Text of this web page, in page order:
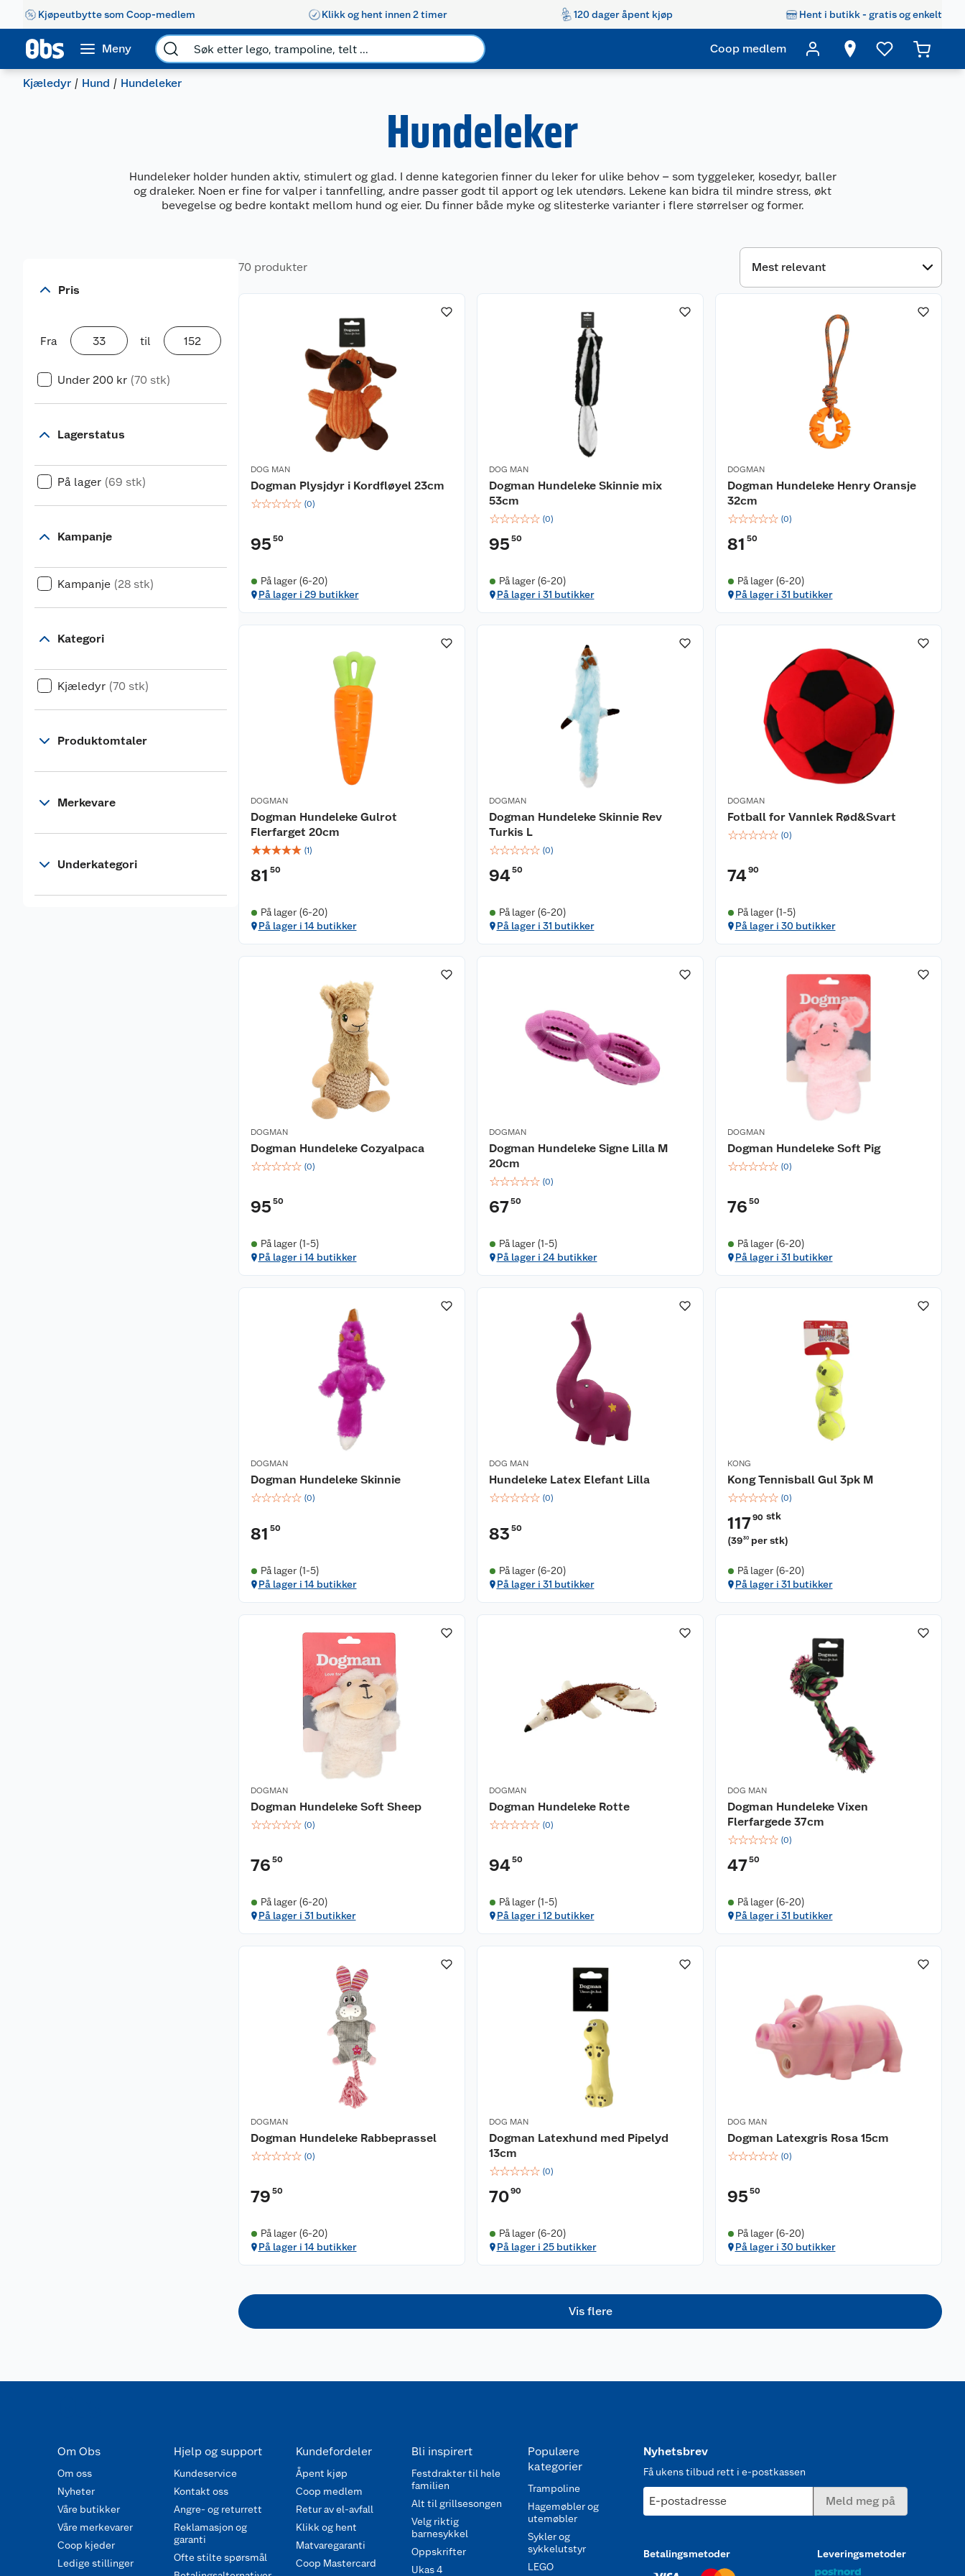
Kjøpeutbytte som Coop-medlem Klikk og hent innen 2 timer 120 dager åpent kjøp Hent i butikk - gratis og enkelt
Meny Coop medlem
Kjæledyr Hund Hundeleker
Hundeleker
Hundeleker holder hunden aktiv, stimulert og glad. I denne kategorien finner du leker for ulike behov – som tyggeleker, kosedyr, baller
og draleker. Noen er fine for valper i tannfelling, andre passer godt til apport og lek utendørs. Lekene kan bidra til mindre stress, økt
bevegelse og bedre kontakt mellom hund og eier. Du finner både myke og slitesterke varianter i flere størrelser og former.
Pris
Fra til
Under 200 kr (70 stk)
Lagerstatus
På lager (69 stk)
Kampanje
Kampanje (28 stk)
Kategori
Kjæledyr (70 stk)
Produktomtaler
Merkevare
Underkategori
70 produkter
DOG MAN
Dogman Plysjdyr i Kordfløyel 23cm
☆☆☆☆☆ (0)
95 50
På lager (6-20)
På lager i 29 butikker
DOG MAN
Dogman Hundeleke Skinnie mix
53cm
☆☆☆☆☆ (0)
95 50
På lager (6-20)
På lager i 31 butikker
DOGMAN
Dogman Hundeleke Henry Oransje
32cm
☆☆☆☆☆ (0)
81 50
På lager (6-20)
På lager i 31 butikker
DOGMAN
Dogman Hundeleke Gulrot
Flerfarget 20cm
☆☆☆☆☆ (1)
81 50
På lager (6-20)
På lager i 14 butikker
DOGMAN
Dogman Hundeleke Skinnie Rev
Turkis L
☆☆☆☆☆ (0)
9450
På lager (6-20)
På lager i 31 butikker
DOGMAN
Fotball for Vannlek Rød&Svart
☆☆☆☆☆ (0)
7490
På lager (1-5)
På lager i 30 butikker
DOGMAN
Dogman Hundeleke Cozyalpaca
☆☆☆☆☆ (0)
95 50
På lager (1-5)
På lager i 14 butikker
DOGMAN
Dogman Hundeleke Signe Lilla M
20cm
☆☆☆☆☆ (0)
6750
På lager (1-5)
På lager i 24 butikker
DOGMAN
Dogman Hundeleke Soft Pig
☆☆☆☆☆ (0)
76 50
På lager (6-20)
På lager i 31 butikker
DOGMAN
Dogman Hundeleke Skinnie
☆☆☆☆☆ (0)
81 50
På lager (1-5)
På lager i 14 butikker
DOG MAN
Hundeleke Latex Elefant Lilla
☆☆☆☆☆ (0)
83 50
På lager (6-20)
På lager i 31 butikker
KONG
Kong Tennisball Gul 3pk M
☆☆☆☆☆ (0)
11790 stk
(3930 per stk)
På lager (6-20)
På lager i 31 butikker
DOGMAN
Dogman Hundeleke Soft Sheep
☆☆☆☆☆ (0)
76 50
På lager (6-20)
På lager i 31 butikker
DOGMAN
Dogman Hundeleke Rotte
☆☆☆☆☆ (0)
9450
På lager (1-5)
På lager i 12 butikker
DOG MAN
Dogman Hundeleke Vixen
Flerfargede 37cm
☆☆☆☆☆ (0)
4750
På lager (6-20)
På lager i 31 butikker
DOGMAN
Dogman Hundeleke Rabbeprassel
☆☆☆☆☆ (0)
79 50
På lager (6-20)
På lager i 14 butikker
DOG MAN
Dogman Latexhund med Pipelyd
13cm
☆☆☆☆☆ (0)
7090
På lager (6-20)
På lager i 25 butikker
DOG MAN
Dogman Latexgris Rosa 15cm
☆☆☆☆☆ (0)
95 50
På lager (6-20)
På lager i 30 butikker
Vis flere
Om Obs
Om oss
Nyheter
Våre butikker
Våre merkevarer
Coop kjeder
Ledige stillinger
Hjelp og support
Kundeservice
Kontakt oss
Angre- og returrett
Reklamasjon og
garanti
Ofte stilte spørsmål
Kundefordeler
Åpent kjøp
Coop medlem
Retur av el-avfall
Klikk og hent
Matvaregaranti
Coop Mastercard
Bli inspirert
Festdrakter til hele
familien
Alt til grillsesongen
Velg riktig
barnesykkel
Oppskrifter
Ukas 4
Populære
kategorier
Trampoline
Hagemøbler og
utemøbler
Sykler og
sykkelutstyr
LEGO
Nyhetsbrev
Få ukens tilbud rett i e-postkassen
E-postadresse Meld meg på
Betalingsmetoder Leveringsmetoder